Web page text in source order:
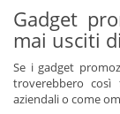
Gadget
mai usciti
Se i gadget
troverebbero
aziendali o come